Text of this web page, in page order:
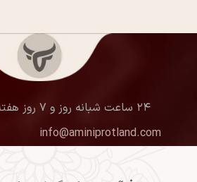
۲۴ ساعت شبانه روز و ۷ روز هفته همراه شماییم
info@aminiprotland.com